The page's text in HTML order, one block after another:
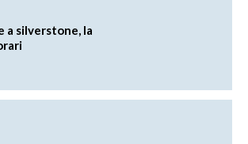
a silverstone, la